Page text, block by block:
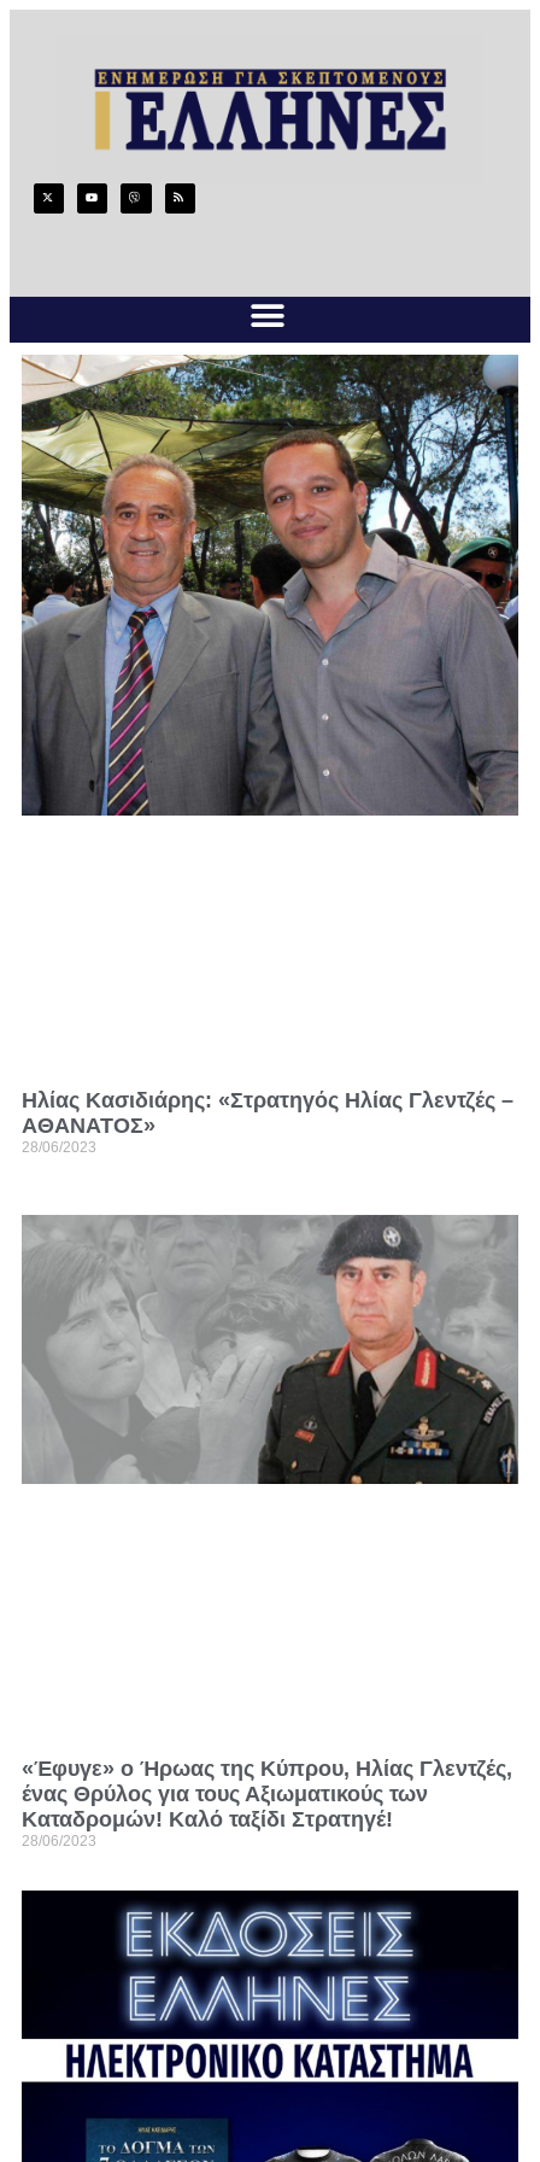
Ηλίας Κασιδιάρης: «Στρατηγός Ηλίας Γλεντζές –
ΑΘΑΝΑΤΟΣ»
28/06/2023
«Έφυγε» ο Ήρωας της Κύπρου, Ηλίας Γλεντζές,
ένας Θρύλος για τους Αξιωματικούς των
Καταδρομών! Καλό ταξίδι Στρατηγέ!
28/06/2023